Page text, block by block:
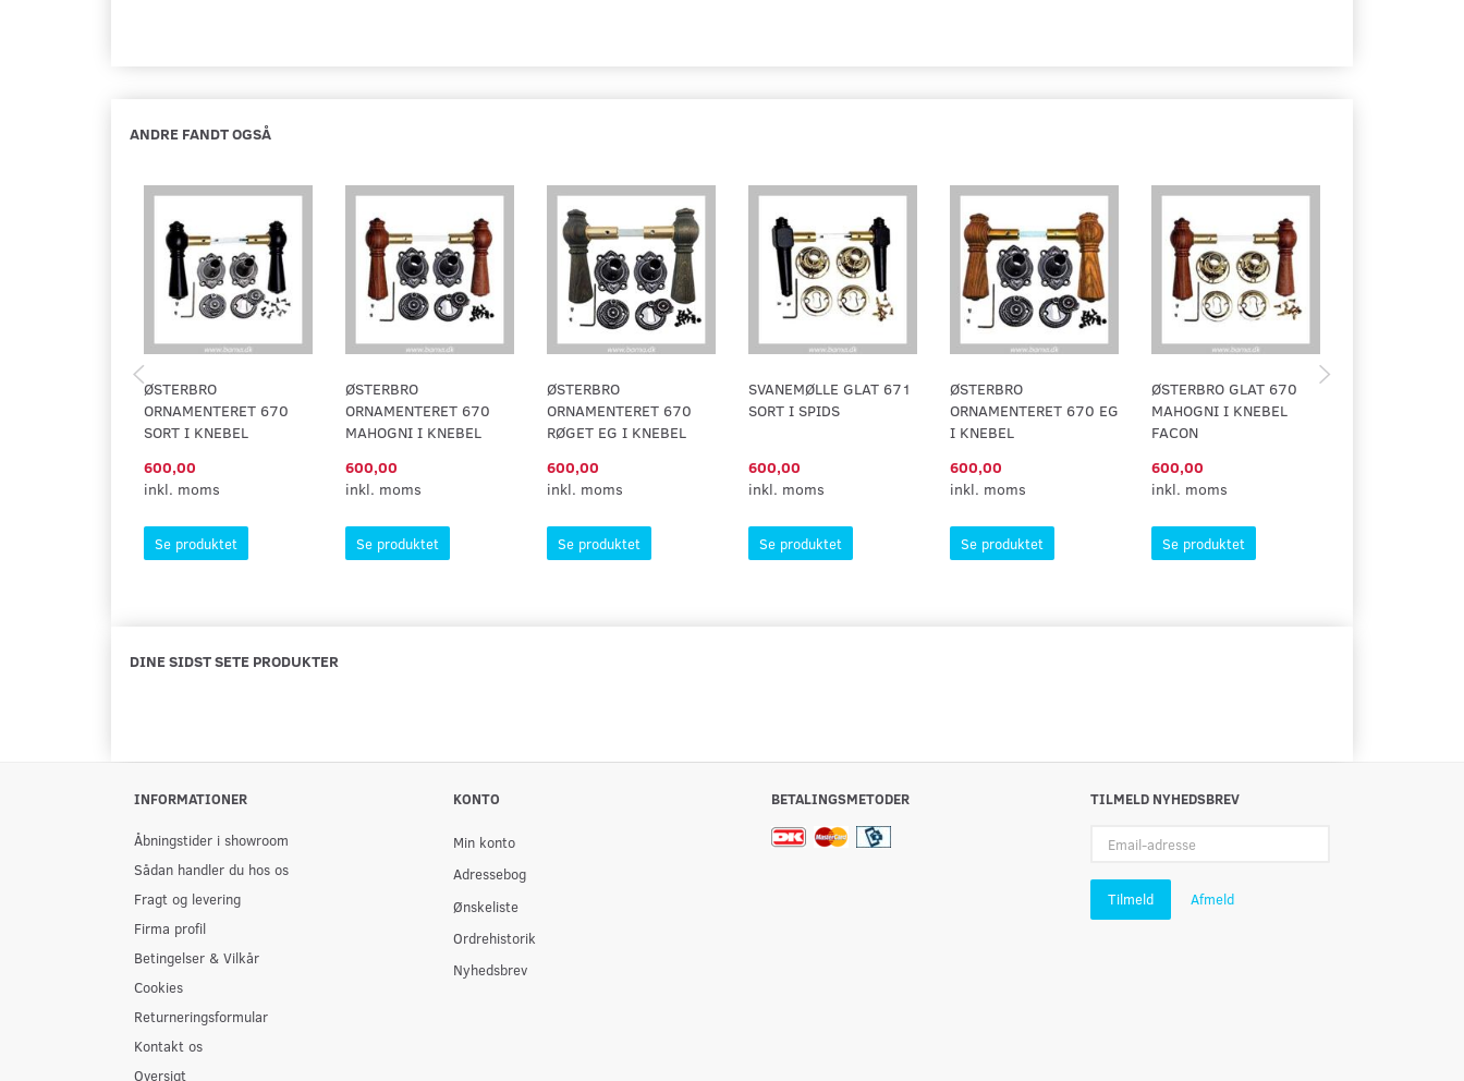
ANDRE FANDT OGSÅ
ØSTERBRO
ORNAMENTERET 670
SORT I KNEBEL
600,00
inkl. moms
Se produktet
ØSTERBRO
ORNAMENTERET 670
MAHOGNI I KNEBEL
600,00
inkl. moms
Se produktet
ØSTERBRO
ORNAMENTERET 670
RØGET EG I KNEBEL
600,00
inkl. moms
Se produktet
SVANEMØLLE GLAT 671
SORT I SPIDS
600,00
inkl. moms
Se produktet
ØSTERBRO
ORNAMENTERET 670 EG
I KNEBEL
600,00
inkl. moms
Se produktet
ØSTERBRO GLAT 670
MAHOGNI I KNEBEL
FACON
600,00
inkl. moms
Se produktet
DINE SIDST SETE PRODUKTER
INFORMATIONER
Åbningstider i showroom
Sådan handler du hos os
Fragt og levering
Firma profil
Betingelser & Vilkår
Cookies
Returneringsformular
Kontakt os
Oversigt
KONTO
Min konto
Adressebog
Ønskeliste
Ordrehistorik
Nyhedsbrev
BETALINGSMETODER
TILMELD NYHEDSBREV
adresse
Tilmeld Afmeld